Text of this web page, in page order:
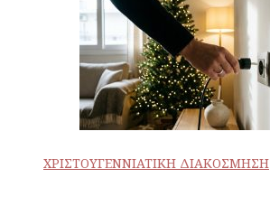
ΧΡΙΣΤΟΥΓΕΝΝΙΑΤΙΚΗ ΔΙΑΚΟΣΜΗΣΗ